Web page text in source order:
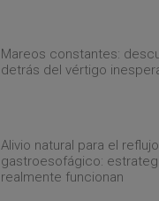
Mareos constantes:
detrás del vértigo
Alivio natural para el reflujo
gastroesofágico:
realmente funcionan